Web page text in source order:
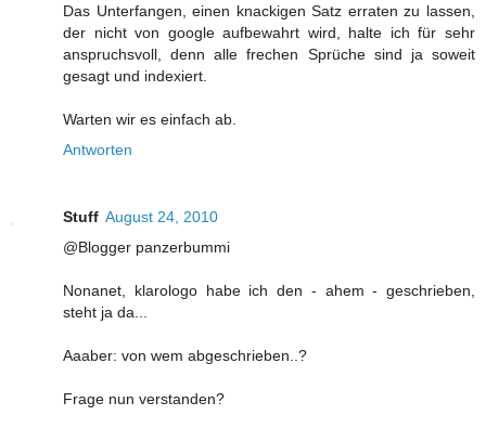
Das Unterfangen, einen knackigen Satz erraten zu lassen,
der nicht von google aufbewahrt wird, halte ich für sehr
anspruchsvoll, denn alle frechen Sprüche sind ja soweit
gesagt und indexiert.
Warten wir es einfach ab.
Antworten
Stuff August 24, 2010
@Blogger panzerbummi
Nonanet, klarologo habe ich den - ahem - geschrieben,
steht ja da...
Aaaber: von wem abgeschrieben..?
Frage nun verstanden?